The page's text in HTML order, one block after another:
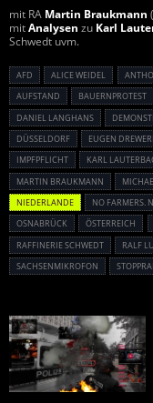
mit RA Martin Braukmann (
mitAnalysen zu Karl
Schwedt uvm.
AFD ALICE WEIDEL
AUFSTAND
BAUERNPROTEST
DANIEL LANGHANS
DÜSSELDORF
EUGEN
IMPFPFLICHT
KARL
MARTIN BRAUKMANN
NIEDERLANDE
NO FARMERS.
OSNABRÜCK
ÖSTERREICH
RAFFINERIE SCHWEDT
RALF
SACHSENMIKROFON